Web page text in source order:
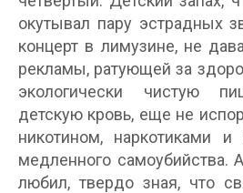
окутывал пару эстрадных
концерт в лимузине, не
рекламы, ратующей за
экологически чистую
детскую кровь, еще не
никотином, наркотиками и
медленного самоубийства.
любил, твердо зная, что